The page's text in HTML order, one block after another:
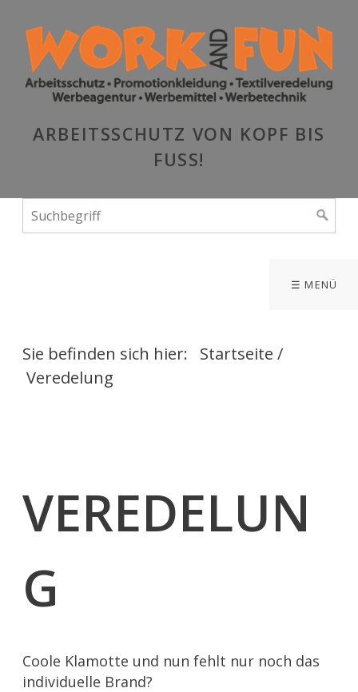
ARBEITSSCHUTZ VON KOPF BIS
FUSS!
☰ MENÜ
Sie befinden sich hier: Startseite /
Veredelung
VEREDELUN
G
Coole Klamotte und nun fehlt nur noch das
individuelle Brand?